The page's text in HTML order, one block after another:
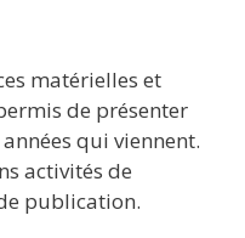
matérielles et
de présenter
qui viennent.
activités de
publication.